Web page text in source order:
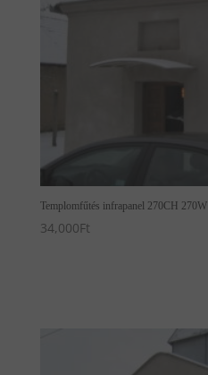
Templomfűtés infrapanel 270CH 270W
34,000Ft